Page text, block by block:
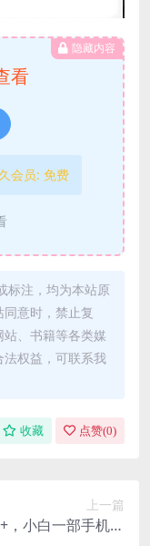
隐藏内容
看
会员: 免费
标注，均为本站原
意时，禁止复
、书籍等各类媒
权益，可联系我
收藏 点赞(0)
上一篇
小白一部手机轻